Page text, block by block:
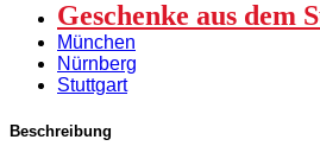
Geschenke aus dem
München
Nürnberg
Stuttgart
Beschreibung